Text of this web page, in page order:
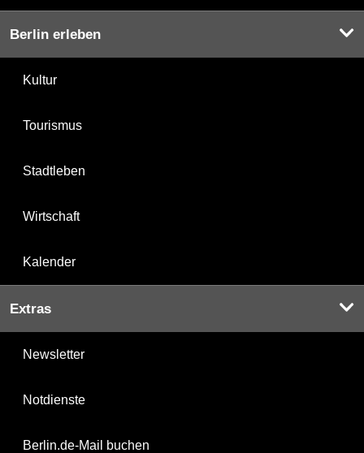
Berlin erleben
Kultur
Tourismus
Stadtleben
Wirtschaft
Kalender
Extras
Newsletter
Notdienste
Berlin.de-Mail buchen